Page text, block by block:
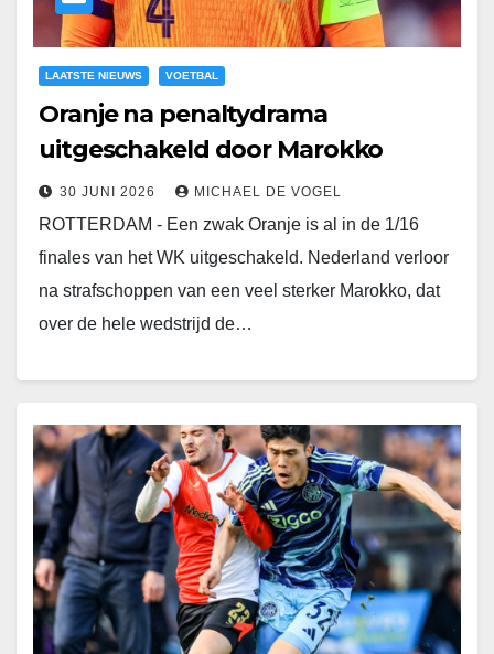
LAATSTE NIEUWS VOETBAL
Oranje na penaltydrama
uitgeschakeld door Marokko
30 JUNI 2026 MICHAEL DE VOGEL
ROTTERDAM - Een zwak Oranje is al in de 1/16
finales van het WK uitgeschakeld. Nederland verloor
na strafschoppen van een veel sterker Marokko, dat
over de hele wedstrijd de…